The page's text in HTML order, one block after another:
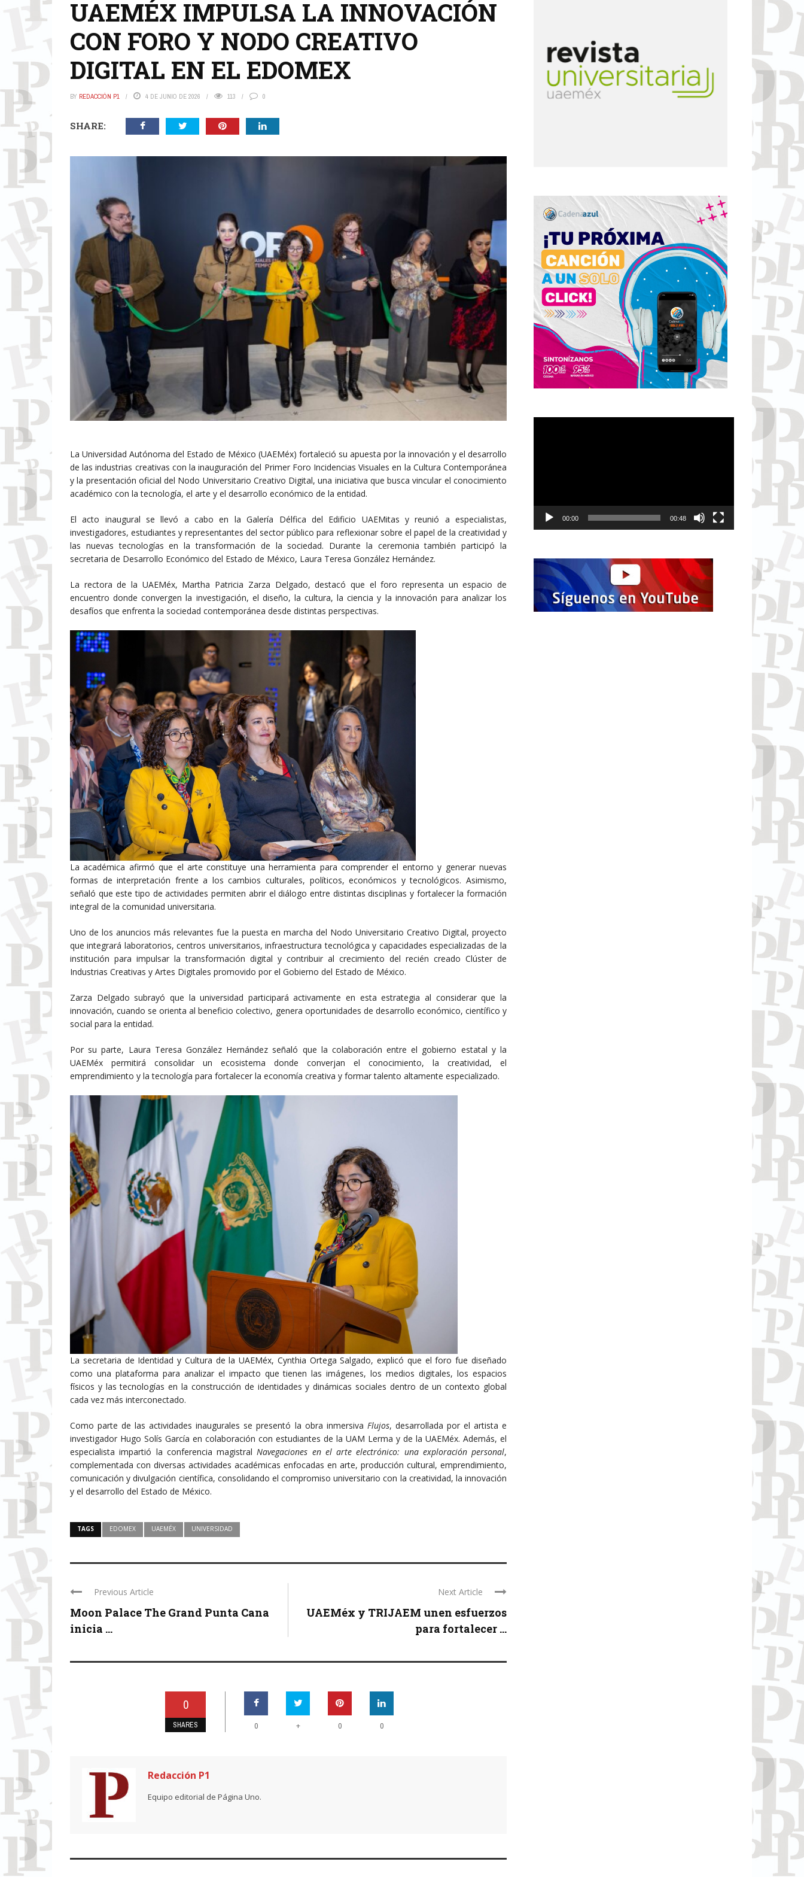
UAEMÉX IMPULSA LA INNOVACIÓN
CON FORO Y NODO CREATIVO
DIGITAL EN EL EDOMEX
BY REDACCIÓN P1 4 DE JUNIO DE 2026 113 0
SHARE:
La Universidad Autónoma del Estado de México (UAEMéx) fortaleció su apuesta por la innovación y el desarrollo
de las industrias creativas con la inauguración del Primer Foro Incidencias Visuales en la Cultura Contemporánea
y la presentación oficial del Nodo Universitario Creativo Digital, una iniciativa que busca vincular el conocimiento
académico con la tecnología, el arte y el desarrollo económico de la entidad.
El acto inaugural se llevó a cabo en la Galería Délfica del Edificio UAEMitas y reunió a especialistas,
investigadores, estudiantes y representantes del sector público para reflexionar sobre el papel de la creatividad y
las nuevas tecnologías en la transformación de la sociedad. Durante la ceremonia también participó la
secretaria de Desarrollo Económico del Estado de México, Laura Teresa González Hernández.
La rectora de la UAEMéx, Martha Patricia Zarza Delgado, destacó que el foro representa un espacio de
encuentro donde convergen la investigación, el diseño, la cultura, la ciencia y la innovación para analizar los
desafíos que enfrenta la sociedad contemporánea desde distintas perspectivas.
La académica afirmó que el arte constituye una herramienta para comprender el entorno y generar nuevas
formas de interpretación frente a los cambios culturales, políticos, económicos y tecnológicos. Asimismo,
señaló que este tipo de actividades permiten abrir el diálogo entre distintas disciplinas y fortalecer la formación
integral de la comunidad universitaria.
Uno de los anuncios más relevantes fue la puesta en marcha del Nodo Universitario Creativo Digital, proyecto
que integrará laboratorios, centros universitarios, infraestructura tecnológica y capacidades especializadas de la
institución para impulsar la transformación digital y contribuir al crecimiento del recién creado Clúster de
Industrias Creativas y Artes Digitales promovido por el Gobierno del Estado de México.
Zarza Delgado subrayó que la universidad participará activamente en esta estrategia al considerar que la
innovación, cuando se orienta al beneficio colectivo, genera oportunidades de desarrollo económico, científico y
social para la entidad.
Por su parte, Laura Teresa González Hernández señaló que la colaboración entre el gobierno estatal y la
UAEMéx permitirá consolidar un ecosistema donde converjan el conocimiento, la creatividad, el
emprendimiento y la tecnología para fortalecer la economía creativa y formar talento altamente especializado.
La secretaria de Identidad y Cultura de la UAEMéx, Cynthia Ortega Salgado, explicó que el foro fue diseñado
como una plataforma para analizar el impacto que tienen las imágenes, los medios digitales, los espacios
físicos y las tecnologías en la construcción de identidades y dinámicas sociales dentro de un contexto global
cada vez más interconectado.
Como parte de las actividades inaugurales se presentó la obra inmersiva Flujos, desarrollada por el artista e
investigador Hugo Solís García en colaboración con estudiantes de la UAM Lerma y de la UAEMéx. Además, el
especialista impartió la conferencia magistralNavegaciones en el arte electrónico: una exploración personal,
complementada con diversas actividades académicas enfocadas en arte, producción cultural, emprendimiento,
comunicación y divulgación científica, consolidando el compromiso universitario con la creatividad, la innovación
y el desarrollo del Estado de México.
TAGS EDOMEX UAEMÉX UNIVERSIDAD
Previous Article
Moon Palace The Grand Punta Cana
inicia ...
Next Article
UAEMéx y TRIJAEM unen esfuerzos
para fortalecer ...
0
SHARES 0 + 0 0
Redacción P1
Equipo editorial de Página Uno.
00:00 00:48